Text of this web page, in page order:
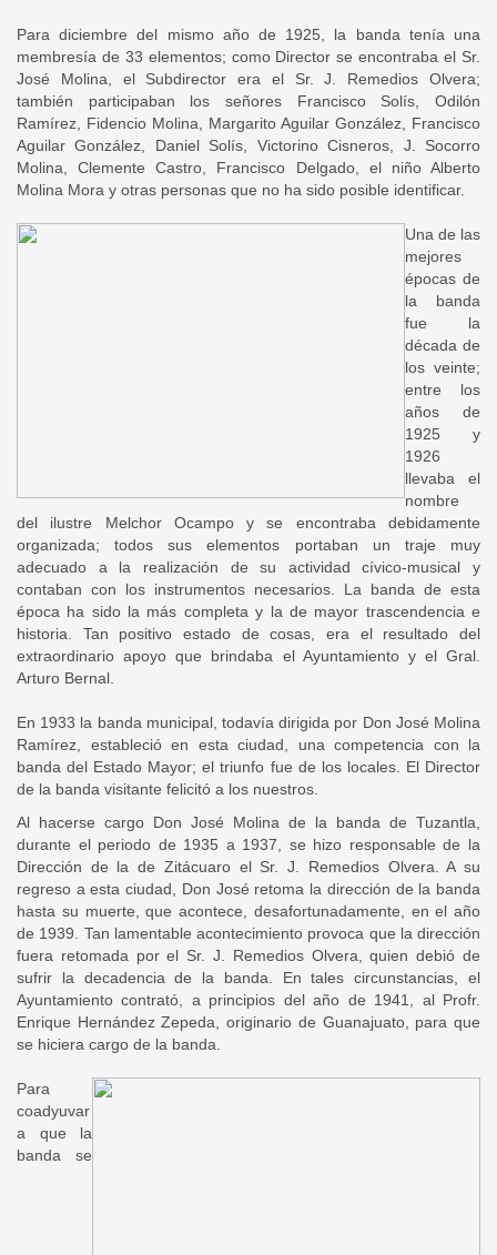
Para diciembre del mismo año de 1925, la banda tenía una
membresía de 33 elementos; como Director se encontraba el Sr.
José Molina, el Subdirector era el Sr. J. Remedios Olvera;
también participaban los señores Francisco Solís, Odilón
Ramírez, Fidencio Molina, Margarito Aguilar González, Francisco
Aguilar González, Daniel Solís, Victorino Cisneros, J. Socorro
Molina, Clemente Castro, Francisco Delgado, el niño Alberto
Molina Mora y otras personas que no ha sido posible identificar.
Una de las
mejores
épocas de
la banda
fue la
década de
los veinte;
entre los
años de
1925 y
1926
llevaba el
nombre
del ilustre Melchor Ocampo y se encontraba debidamente
organizada; todos sus elementos portaban un traje muy
adecuado a la realización de su actividad cívico-musical y
contaban con los instrumentos necesarios. La banda de esta
época ha sido la más completa y la de mayor trascendencia e
historia. Tan positivo estado de cosas, era el resultado del
extraordinario apoyo que brindaba el Ayuntamiento y el Gral.
Arturo Bernal.
En 1933 la banda municipal, todavía dirigida por Don José Molina
Ramírez, estableció en esta ciudad, una competencia con la
banda del Estado Mayor; el triunfo fue de los locales. El Director
de la banda visitante felicitó a los nuestros.
Al hacerse cargo Don José Molina de la banda de Tuzantla,
durante el periodo de 1935 a 1937, se hizo responsable de la
Dirección de la de Zitácuaro el Sr. J. Remedios Olvera. A su
regreso a esta ciudad, Don José retoma la dirección de la banda
hasta su muerte, que acontece, desafortunadamente, en el año
de 1939. Tan lamentable acontecimiento provoca que la dirección
fuera retomada por el Sr. J. Remedios Olvera, quien debió de
sufrir la decadencia de la banda. En tales circunstancias, el
Ayuntamiento contrató, a principios del año de 1941, al Profr.
Enrique Hernández Zepeda, originario de Guanajuato, para que
se hiciera cargo de la banda.
Para
coadyuvar
a que la
banda se